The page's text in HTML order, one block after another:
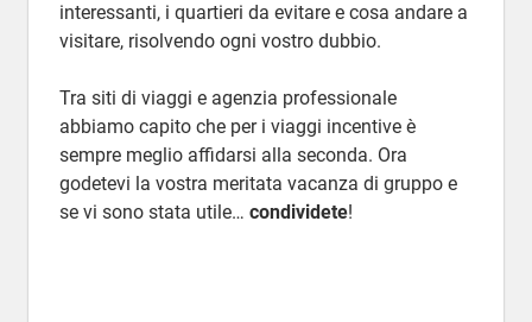
interessanti, i quartieri da evitare e cosa andare a
visitare, risolvendo ogni vostro dubbio.
Tra siti di viaggi e agenzia professionale
abbiamo capito che per i viaggi incentive è
sempre meglio affidarsi alla seconda. Ora
godetevi la vostra meritata vacanza di gruppo e
se vi sono stata utile… condividete!